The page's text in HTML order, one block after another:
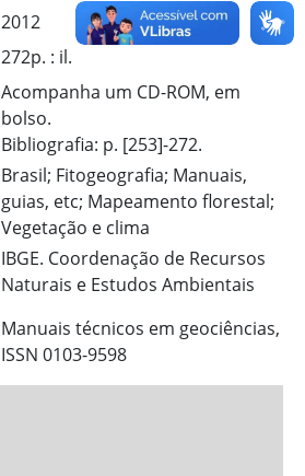
2012
272p. : il.
Acompanha um CD-ROM, em
bolso.
Bibliografia: p. [253]-272.
Brasil; Fitogeografia; Manuais,
guias, etc; Mapeamento florestal;
Vegetação e clima
IBGE. Coordenação de Recursos
Naturais e Estudos Ambientais
Manuais técnicos em geociências,
ISSN 0103-9598